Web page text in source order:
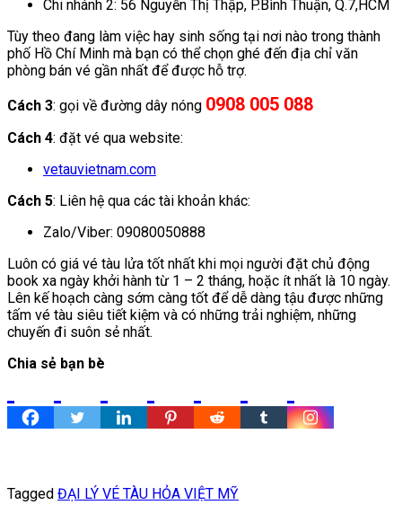
Chi nhánh 2: 56 Nguyễn Thị Thập, P.Bình Thuận, Q.7,HCM
Tùy theo đang làm việc hay sinh sống tại nơi nào trong thành
phố Hồ Chí Minh mà bạn có thể chọn ghé đến địa chỉ văn
phòng bán vé gần nhất để được hỗ trợ.
Cách 3: gọi về đường dây nóng 0908 005 088
Cách 4: đặt vé qua website:
vetauvietnam.com
Cách 5: Liên hệ qua các tài khoản khác:
Zalo/Viber: 09080050888
Luôn có giá vé tàu lửa tốt nhất khi mọi người đặt chủ động
book xa ngày khởi hành từ 1 – 2 tháng, hoặc ít nhất là 10 ngày.
Lên kế hoạch càng sớm càng tốt để dễ dàng tậu được những
tấm vé tàu siêu tiết kiệm và có những trải nghiệm, những
chuyến đi suôn sẻ nhất.
Chia sẻ bạn bè
Tagged ĐẠI LÝ VÉ TÀU HỎA VIỆT MỸ